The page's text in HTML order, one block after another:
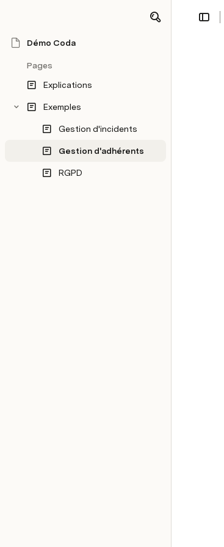
Démo Coda
Pages
Explications
Exemples
Gestion d'incidents
Gestion d'adhérents
RGPD